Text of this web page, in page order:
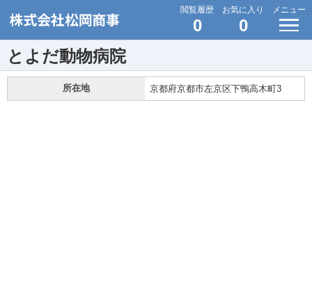
閲覧履歴
0
お気に入り
0
メニュー
とよだ動物病院
所在地 京都府京都市左京区下鴨高木町3